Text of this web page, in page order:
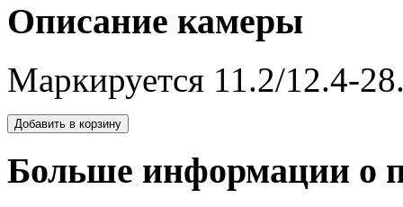
Описание камеры
Маркируется 11.2/12.4-
Больше информации о